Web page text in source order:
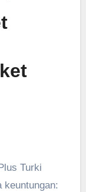
Turki
keuntungan: